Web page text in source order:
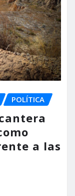
POLÍTICA
a las